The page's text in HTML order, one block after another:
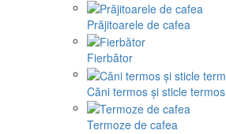
Prăjitoarele de cafea
Fierbător
Căni termos și sticle termos
Termoze de cafea